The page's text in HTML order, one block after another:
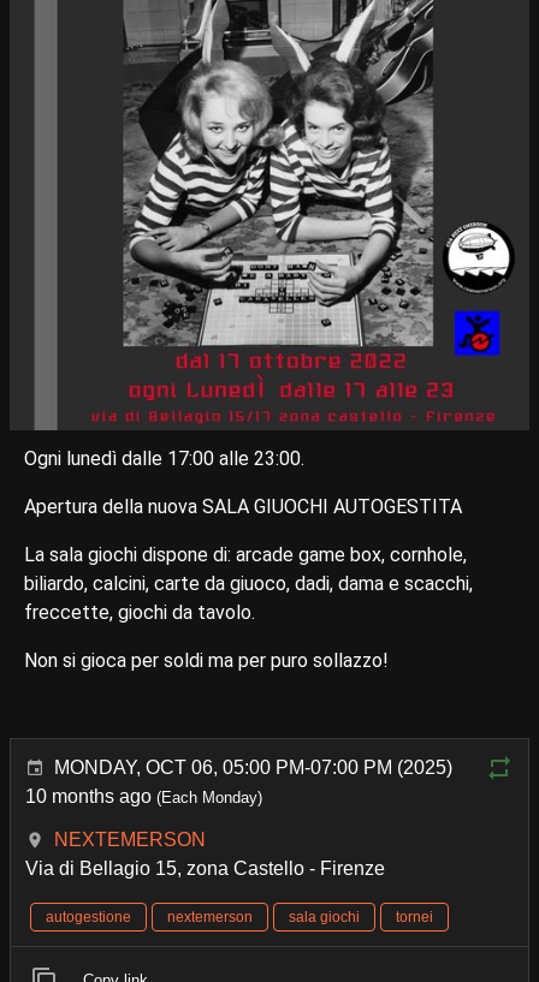
Ogni lunedì dalle 17:00 alle 23:00.
Apertura della nuova SALA GIUOCHI AUTOGESTITA
La sala giochi dispone di: arcade game box, cornhole,
biliardo, calcini, carte da giuoco, dadi, dama e scacchi,
freccette, giochi da tavolo.
Non si gioca per soldi ma per puro sollazzo!
MONDAY, OCT 06, 05:00 PM-07:00 PM (2025)
10 months ago (Each Monday)
NEXTEMERSON
Via di Bellagio 15, zona Castello - Firenze
autogestione nextemerson sala giochi tornei